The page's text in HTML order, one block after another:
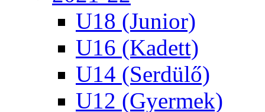
U18 (Junior)
U16 (Kadett)
U14 (Serdülő)
U12 (Gyermek)